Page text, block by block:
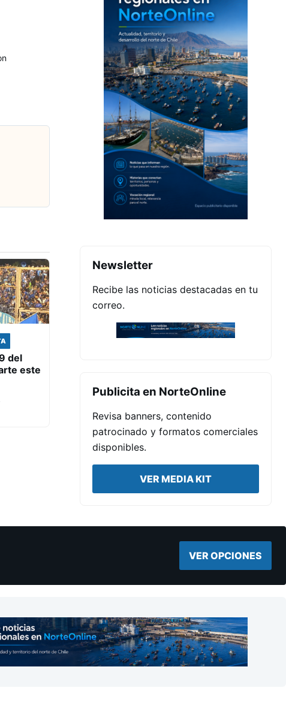
del
este
Newsletter
Recibe las noticias destacadas en tu
correo.
Publicita en NorteOnline
Revisa banners, contenido
patrocinado y formatos comerciales
disponibles.
VER MEDIA KIT
VER OPCIONES